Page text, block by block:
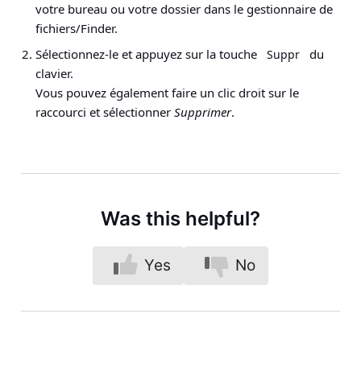
votre bureau ou votre dossier dans le gestionnaire de
fichiers/Finder.
Sélectionnez-le et appuyez sur la touche
Suppr
du
clavier.
Vous pouvez également faire un clic droit sur le
raccourci et sélectionner Supprimer.
Was this helpful?
Yes No